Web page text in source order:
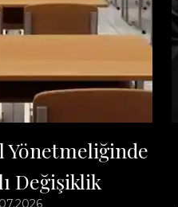
Yönetmeliğinde
Değişiklik